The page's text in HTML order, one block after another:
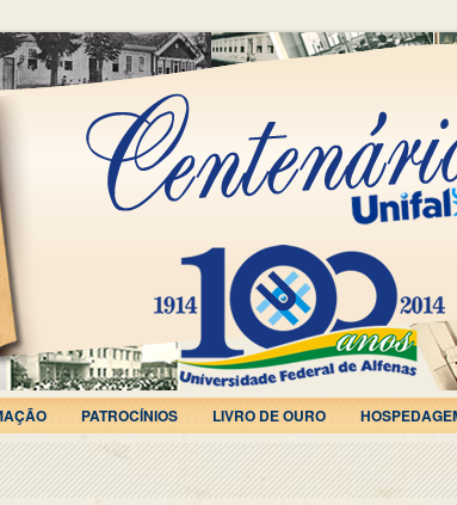
PATROCÍNIOS LIVRO DE OURO